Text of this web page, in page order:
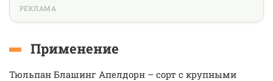
РЕКЛАМА
Применение
Тюльпан Блашинг Апелдорн – сорт с крупными